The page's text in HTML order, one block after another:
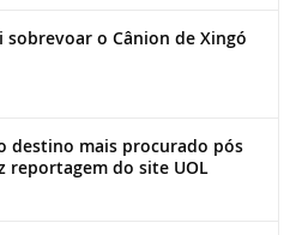
sobrevoar o Cânion de Xingó
destino mais procurado pós
reportagem do site UOL